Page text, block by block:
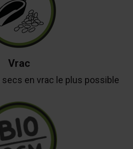
Vrac
en vrac le plus possible